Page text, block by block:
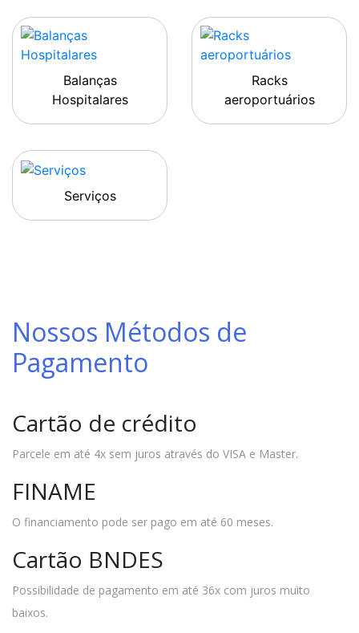
Balanças
Hospitalares
Racks
aeroportuários
Serviços
Nossos Métodos de
Pagamento
Cartão de crédito
Parcele em até 4x sem juros através do VISA e Master.
FINAME
O financiamento pode ser pago em até 60 meses.
Cartão BNDES
Possibilidade de pagamento em até 36x com juros muito
baixos.